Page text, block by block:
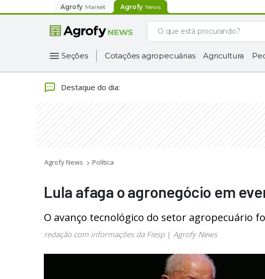
Agrofy Market Agrofy News
Seções Cotações agropecuárias Agricultura
Destaque do dia:
Agrofy News Política
Lula afaga o agronegócio em
O avanço tecnológico do setor agropecuário
redação com informações da Fiesp| Agrofy News